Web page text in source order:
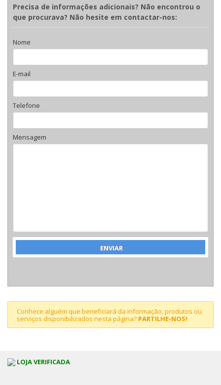
Precisa de informações adicionais? Não encontrou o
que procurava? Não hesite em contactar-nos:
Nome
E-mail
Telefone
Mensagem
Conhece alguém que beneficiará da informação, produtos ou
serviços disponibilizados nesta página? PARTILHE-NOS!
LOJA VERIFICADA